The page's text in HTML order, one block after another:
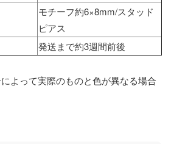
モチーフ約6×8mm/スタッド
ピアス
発送まで約3週間前後
よって実際のものと色が異なる場合